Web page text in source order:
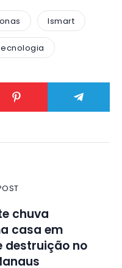
Ismart
chuva
casa em
destruição no